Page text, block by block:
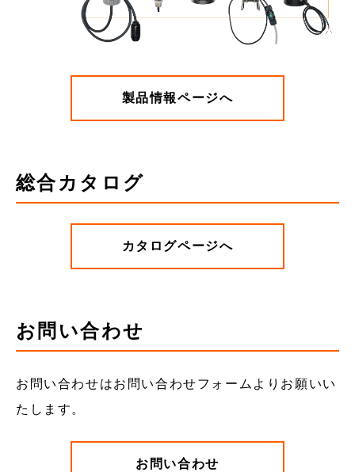
製品情報ページへ
総合カタログ
カタログページへ
お問い合わせ
お問い合わせはお問い合わせフォームよりお願いい
たします。
お問い合わせ